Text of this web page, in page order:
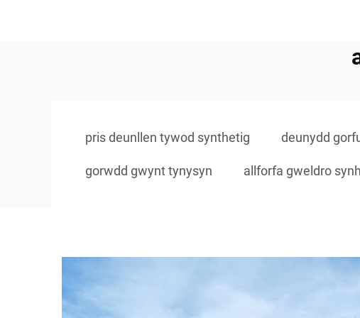
pris deunllen tywod synthetig deunydd
gorwdd gwynt tynysyn allforfa gweldro